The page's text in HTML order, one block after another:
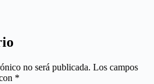
no será publicada. Los campos
*